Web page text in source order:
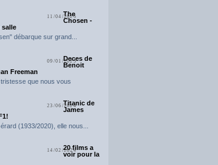
11/04/2025
The
Chosen -
salle
débarque sur grand...
09/01/2025Deces de
Benoit
Freeman
que nous vous
23/06/2024Titanic de
James
(1933/2020), elle nous...
14/02/202420 films a
voir pour la